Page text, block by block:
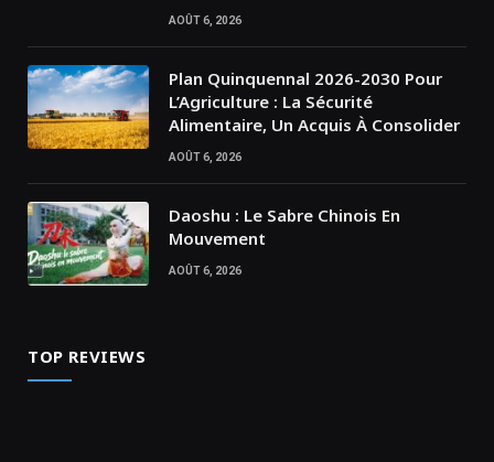
AOÛT 6, 2026
Plan Quinquennal 2026-2030 Pour
L’Agriculture : La Sécurité
Alimentaire, Un Acquis À Consolider
AOÛT 6, 2026
Daoshu : Le Sabre Chinois En
Mouvement
AOÛT 6, 2026
TOP REVIEWS